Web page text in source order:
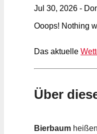
Jul 30, 2026 -
Ooops! Nothing
Das aktuelle
Über
Bierbaum